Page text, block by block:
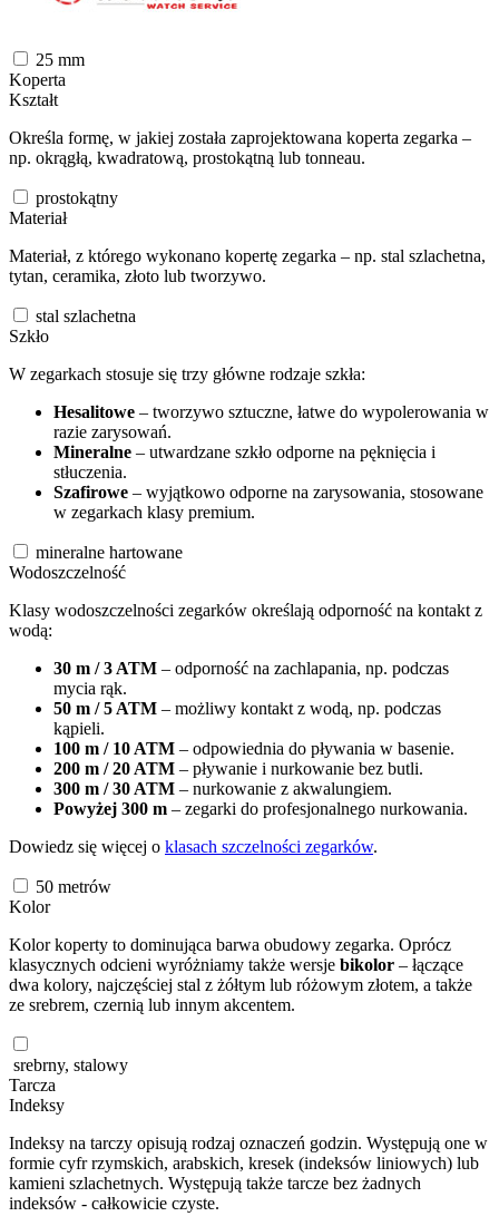
25 mm
Koperta
Kształt
Określa formę, w jakiej została zaprojektowana koperta zegarka –
np. okrągłą, kwadratową, prostokątną lub tonneau.
prostokątny
Materiał
Materiał, z którego wykonano kopertę zegarka – np. stal szlachetna,
tytan, ceramika, złoto lub tworzywo.
stal szlachetna
Szkło
W zegarkach stosuje się trzy główne rodzaje szkła:
Hesalitowe – tworzywo sztuczne, łatwe do wypolerowania w
razie zarysowań.
Mineralne – utwardzane szkło odporne na pęknięcia i
stłuczenia.
Szafirowe – wyjątkowo odporne na zarysowania, stosowane
w zegarkach klasy premium.
mineralne hartowane
Wodoszczelność
Klasy wodoszczelności zegarków określają odporność na kontakt z
wodą:
30 m / 3 ATM – odporność na zachlapania, np. podczas
mycia rąk.
50 m / 5 ATM – możliwy kontakt z wodą, np. podczas
kąpieli.
100 m / 10 ATM – odpowiednia do pływania w basenie.
200 m / 20 ATM – pływanie i nurkowanie bez butli.
300 m / 30 ATM – nurkowanie z akwalungiem.
Powyżej 300 m – zegarki do profesjonalnego nurkowania.
Dowiedz się więcej o klasach szczelności zegarków.
50 metrów
Kolor
Kolor koperty to dominująca barwa obudowy zegarka. Oprócz
klasycznych odcieni wyróżniamy także wersje bikolor – łączące
dwa kolory, najczęściej stal z żółtym lub różowym złotem, a także
ze srebrem, czernią lub innym akcentem.
srebrny, stalowy
Tarcza
Indeksy
Indeksy na tarczy opisują rodzaj oznaczeń godzin. Występują one w
formie cyfr rzymskich, arabskich, kresek (indeksów liniowych) lub
kamieni szlachetnych. Występują także tarcze bez żadnych
indeksów - całkowicie czyste.